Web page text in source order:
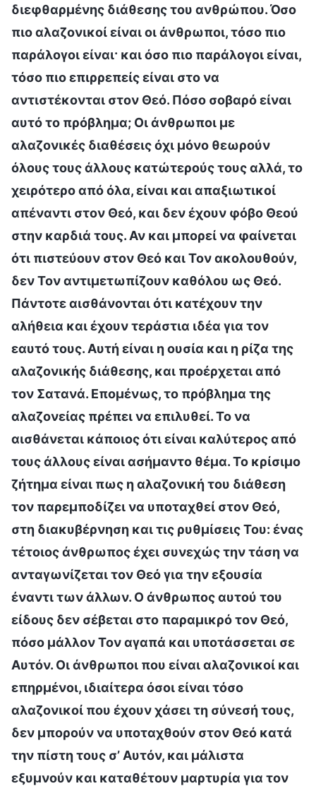
διεφθαρμένης διάθεσης του ανθρώπου. Όσο
πιο αλαζονικοί είναι οι άνθρωποι, τόσο πιο
παράλογοι είναι· και όσο πιο παράλογοι είναι,
τόσο πιο επιρρεπείς είναι στο να
αντιστέκονται στον Θεό. Πόσο σοβαρό είναι
αυτό το πρόβλημα; Οι άνθρωποι με
αλαζονικές διαθέσεις όχι μόνο θεωρούν
όλους τους άλλους κατώτερούς τους αλλά, το
χειρότερο από όλα, είναι και απαξιωτικοί
απέναντι στον Θεό, και δεν έχουν φόβο Θεού
στην καρδιά τους. Αν και μπορεί να φαίνεται
ότι πιστεύουν στον Θεό και Τον ακολουθούν,
δεν Τον αντιμετωπίζουν καθόλου ως Θεό.
Πάντοτε αισθάνονται ότι κατέχουν την
αλήθεια και έχουν τεράστια ιδέα για τον
εαυτό τους. Αυτή είναι η ουσία και η ρίζα της
αλαζονικής διάθεσης, και προέρχεται από
τον Σατανά. Επομένως, το πρόβλημα της
αλαζονείας πρέπει να επιλυθεί. Το να
αισθάνεται κάποιος ότι είναι καλύτερος από
τους άλλους είναι ασήμαντο θέμα. Το κρίσιμο
ζήτημα είναι πως η αλαζονική του διάθεση
τον παρεμποδίζει να υποταχθεί στον Θεό,
στη διακυβέρνηση και τις ρυθμίσεις Του: ένας
τέτοιος άνθρωπος έχει συνεχώς την τάση να
ανταγωνίζεται τον Θεό για την εξουσία
έναντι των άλλων. Ο άνθρωπος αυτού του
είδους δεν σέβεται στο παραμικρό τον Θεό,
πόσο μάλλον Τον αγαπά και υποτάσσεται σε
Αυτόν. Οι άνθρωποι που είναι αλαζονικοί και
επηρμένοι, ιδιαίτερα όσοι είναι τόσο
αλαζονικοί που έχουν χάσει τη σύνεσή τους,
δεν μπορούν να υποταχθούν στον Θεό κατά
την πίστη τους σ’ Αυτόν, και μάλιστα
εξυμνούν και καταθέτουν μαρτυρία για τον